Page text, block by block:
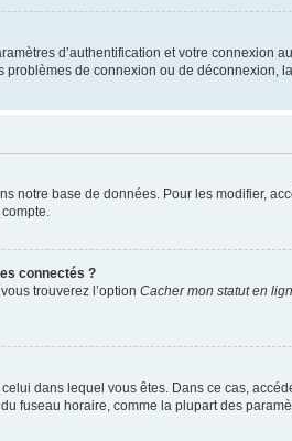
d’authentification et votre
de connexion ou de déconnexion,
notre base de données. Pour les modifier,
connectés ?
trouverez l’option Cacher mon statut en
dans lequel vous êtes. Dans ce cas,
fuseau horaire, comme la plupart des